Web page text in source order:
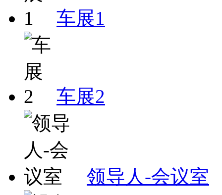
车展1
车展2
领导人-会议室